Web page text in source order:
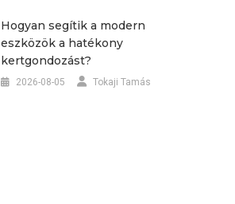
Hogyan segítik a modern
eszközök a hatékony
kertgondozást?
2026-08-05 Tokaji Tamás